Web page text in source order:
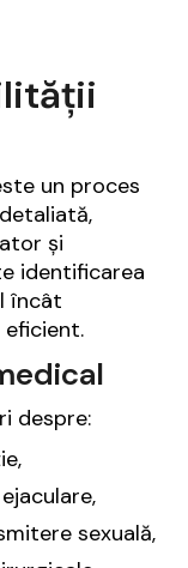
un proces
și
identificarea
încât
despre:
sexuală,